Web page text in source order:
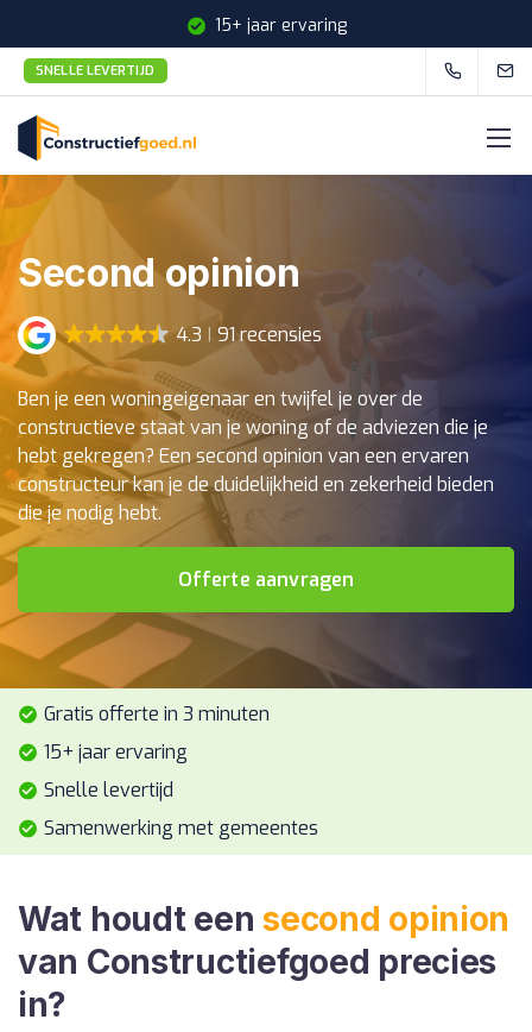
15+ jaar ervaring
SNELLE LEVERTIJD
Second opinion
4.3 91 recensies
Ben je een woningeigenaar en twijfel je over de
constructieve staat van je woning of de adviezen die je
hebt gekregen? Een second opinion van een ervaren
constructeur kan je de duidelijkheid en zekerheid bieden
die je nodig hebt.
Offerte aanvragen
Gratis offerte in 3 minuten
15+ jaar ervaring
Snelle levertijd
Samenwerking met gemeentes
Wat houdt eensecond opinion
van Constructiefgoed precies
in?